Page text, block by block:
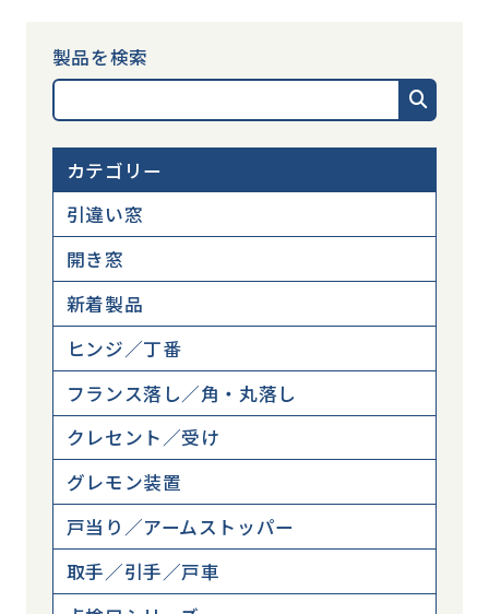
製品を検索
カテゴリー
引違い窓
開き窓
新着製品
ヒンジ／丁番
フランス落し／角・丸落し
クレセント／受け
グレモン装置
戸当り／アームストッパー
取手／引手／戸車